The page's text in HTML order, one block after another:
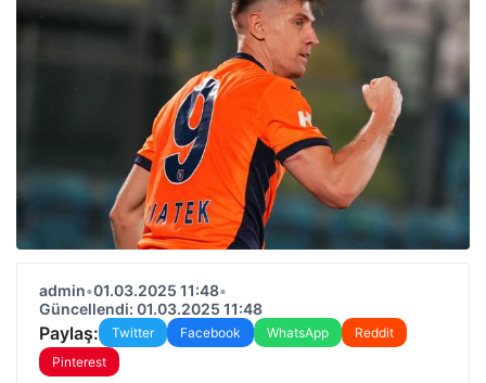
admin•01.03.2025 11:48•
Güncellendi: 01.03.2025 11:48
Paylaş: Twitter Facebook WhatsApp
Reddit
Pinterest